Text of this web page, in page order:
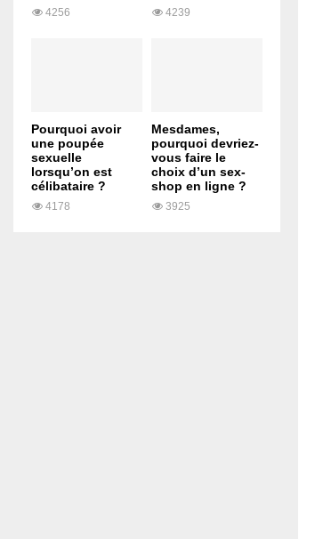
4256 4239
Pourquoi avoir
une poupée
sexuelle
lorsqu’on est
célibataire ?
4178
Mesdames,
pourquoi devriez-
vous faire le
choix d’un sex-
shop en ligne ?
3925